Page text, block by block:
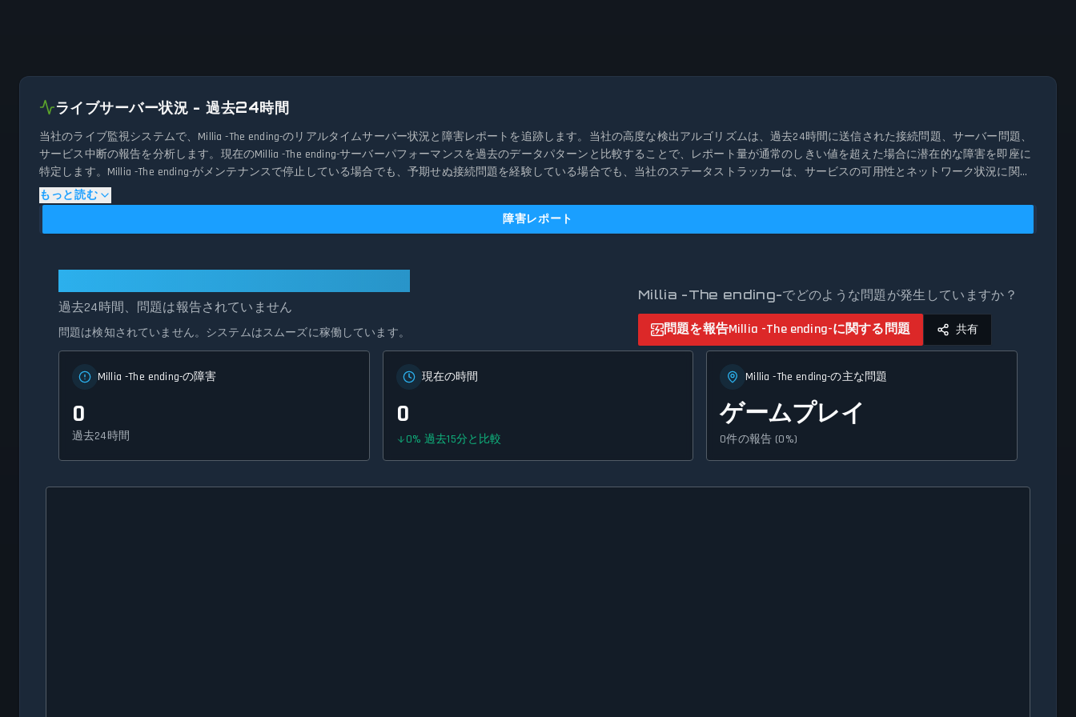
ライブサーバー状況 - 過去24時間
当社のライブ監視システムで、Millia -The ending-のリアルタイムサーバー状況と障害レポートを追跡します。当社の高度な検出アルゴリズムは、過去24時間に送信された接続問題、サーバー問題、
サービス中断の報告を分析します。現在のMillia -The ending-サーバーパフォーマンスを過去のデータパターンと比較することで、レポート量が通常のしきい値を超えた場合に潜在的な障害を即座に
特定します。Millia -The ending-がメンテナンスで停止している場合でも、予期せぬ接続問題を経験している場合でも、当社のステータストラッカーは、サービスの可用性とネットワーク状況に関す
る正確で最新の情報を提供します。
もっと読む
障害レポート
過去24時間、問題は報告されていません
問題は検知されていません。システムはスムーズに稼働しています。
Millia -The ending-でどのような問題が発生していますか？
問題を報告Millia -The ending-に関する問題 共有
Millia -The ending-の障害
0
過去24時間
現在の時間
0
0%過去15分と比較
Millia -The ending-の主な問題
ゲームプレイ
0件の報告 (0%)